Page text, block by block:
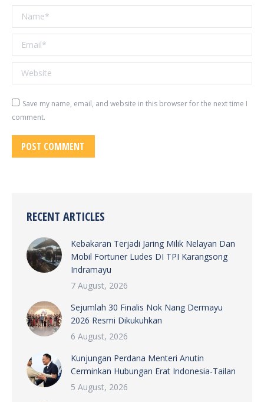
Name *
Email *
Website
Save my name, email, and website in this browser for the next time I
comment.
POST COMMENT
RECENT ARTICLES
Kebakaran Terjadi Jaring Milik Nelayan Dan
Mobil Fortuner Ludes DI TPI Karangsong
Indramayu
7 August, 2026
Sejumlah 30 Finalis Nok Nang Dermayu
2026 Resmi Dikukuhkan
6 August, 2026
Kunjungan Perdana Menteri Anutin
Cerminkan Hubungan Erat Indonesia-Tailan
5 August, 2026